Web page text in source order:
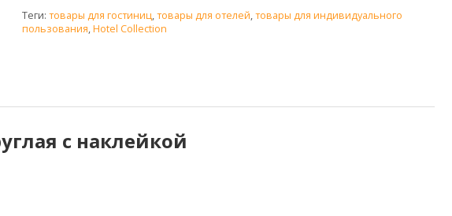
Теги: товары для гостиниц,товары для отелей,товары для индивидуального
пользования,Hotel Collection
с наклейкой